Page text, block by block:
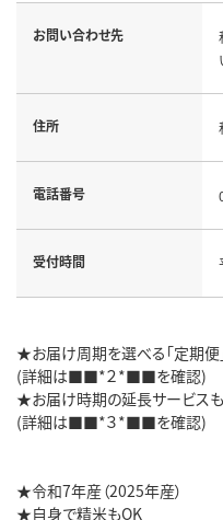
お問い合わせ先
住所
電話番号
受付時間
★お届け周期を選べる「定期便
(詳細は■■*２*■■を確認)
★お届け時期の延長サービスも
(詳細は■■*３*■■を確認)
★令和7年産（2025年産）
★自身で精米もOK